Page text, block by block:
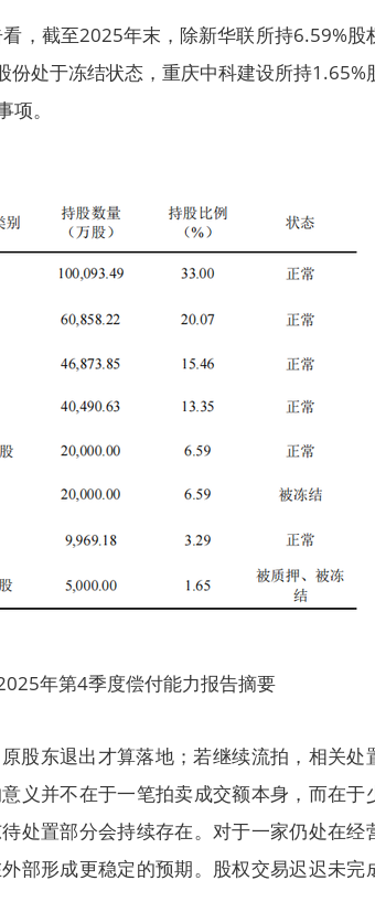
，截至2025年末，除新华联所持6.59%股
处于冻结状态，重庆中科建设所持1.65%
。
年第4季度偿付能力报告摘要
股东退出才算落地；若继续流拍，相关处
义并不在于一笔拍卖成交额本身，而在于
处置部分会持续存在。对于一家仍处在经
部形成更稳定的预期。股权交易迟迟未完